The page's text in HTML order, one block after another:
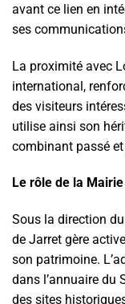
avant ce lien en
ses
La proximité avec
international,
des visiteurs
utilise ainsi son
combinant passé
Le rôle de la
Sous la direction
de Jarret gère
son patrimoine.
dans l’annuaire du
des sites